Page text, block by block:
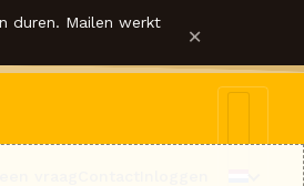
duren. Mailen werkt ×